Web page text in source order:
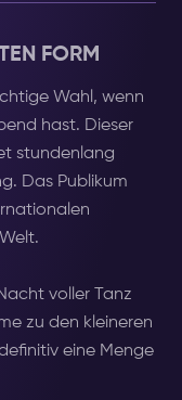
FORM
Wahl, wenn
hast. Dieser
stundenlang
Das Publikum
voller Tanz
zu den kleineren
eine Menge
energiegeladen